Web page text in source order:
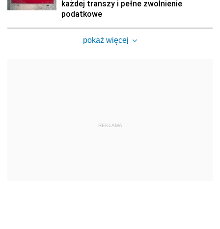
każdej transzy i pełne zwolnienie
podatkowe
pokaż więcej
REKLAMA